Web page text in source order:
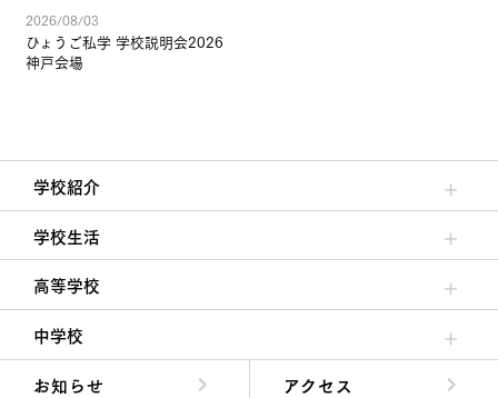
2026/08/03
ひょうご私学 学校説明会2026
神戸会場
学校紹介
理事長/学園長メッセージ
安心して任せられる学校
沿革
施設・設備
大学合格実績
学校生活
クラブ活動・生徒会活動
夙川ブログ
制服紹介
夙川カレンダー
高等学校
高校校長からの挨拶
高校の教育方針／特色
特進コース／進学コース
年間行事
先輩たちの声・生徒たちの声
中学校
中学校長からの挨拶
中学校の教育方針／特色
Aコース／Bコース
年間行事
先輩たちの声・生徒たちの声
お知らせ
アクセス